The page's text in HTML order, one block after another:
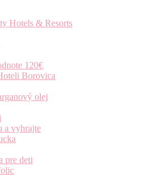
Hotels & Resorts
120€
Borovica
olej
a vyhrajte
pre deti